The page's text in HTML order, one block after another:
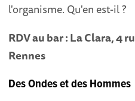
l'organisme. Qu'en est-il ?
RDV au bar : La Clara, 4
Rennes
Des Ondes et des Hommes